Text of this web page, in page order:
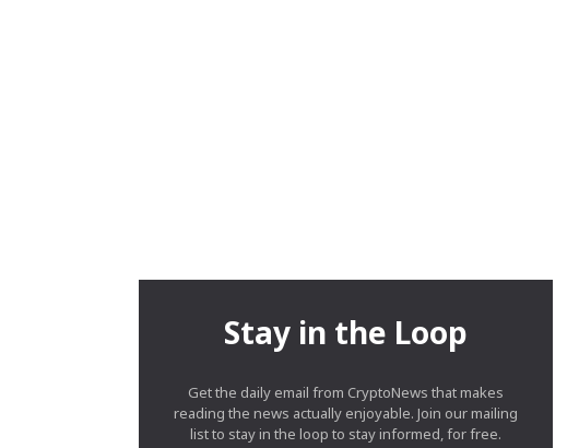
Stay in the Loop
Get the daily email from CryptoNews that makes
reading the news actually enjoyable. Join our mailing
list to stay in the loop to stay informed, for free.